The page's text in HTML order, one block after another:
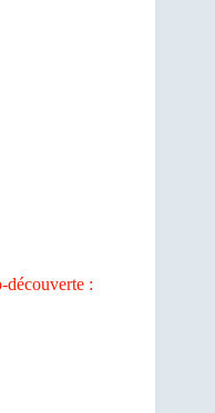
découverte :